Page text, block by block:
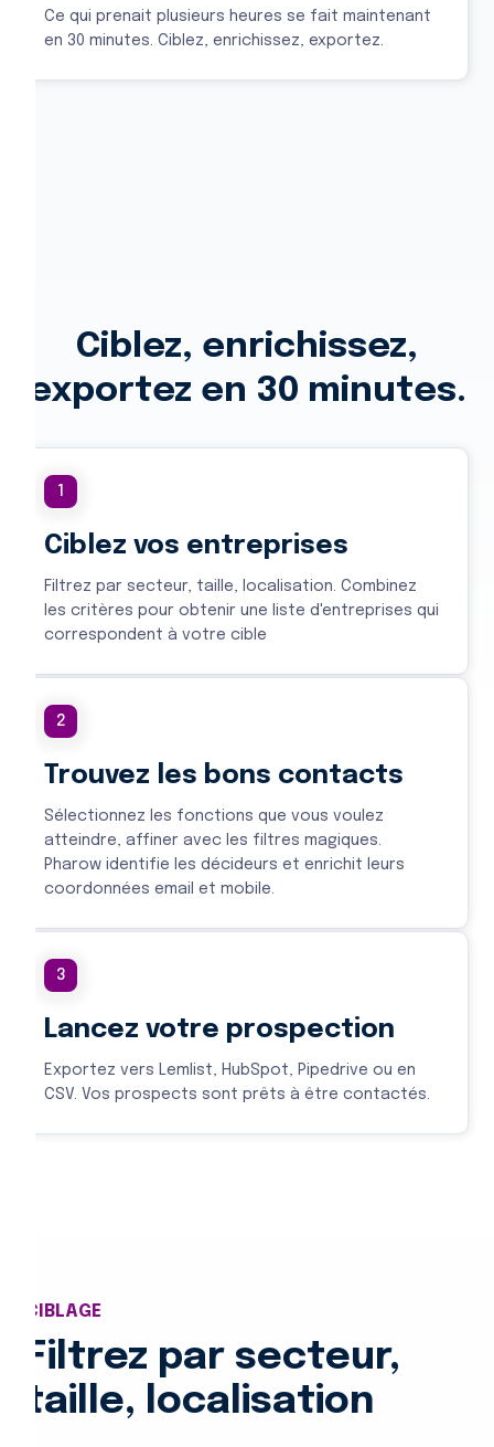
Ce qui prenait plusieurs heures se fait maintenant
en 30 minutes. Ciblez, enrichissez, exportez.
Ciblez, enrichissez,
exportez en 30 minutes.
1
Ciblez vos entreprises
Filtrez par secteur, taille, localisation. Combinez
les critères pour obtenir une liste d'entreprises qui
correspondent à votre cible
2
Trouvez les bons contacts
Sélectionnez les fonctions que vous voulez
atteindre, affiner avec les filtres magiques.
Pharow identifie les décideurs et enrichit leurs
coordonnées email et mobile.
3
Lancez votre prospection
Exportez vers Lemlist, HubSpot, Pipedrive ou en
CSV. Vos prospects sont prêts à être contactés.
CIBLAGE
Filtrez par secteur,
taille, localisation